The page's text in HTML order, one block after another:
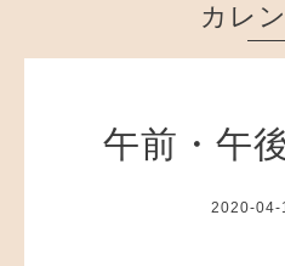
カレ
午前・午
2020-04-